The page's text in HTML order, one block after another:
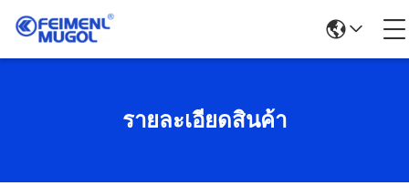
รายละเอียดสินค้า